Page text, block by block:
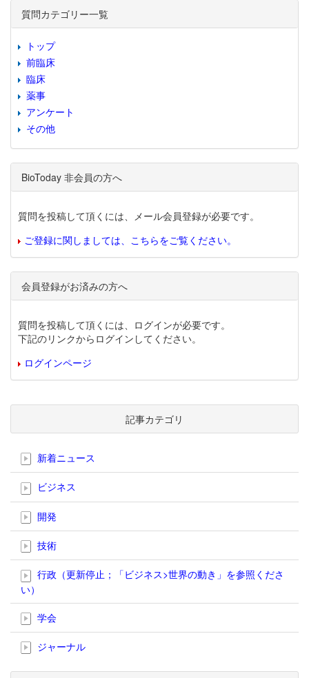
質問カテゴリー一覧
トップ
前臨床
臨床
薬事
アンケート
その他
BioToday 非会員の方へ
質問を投稿して頂くには、メール会員登録が必要です。
ご登録に関しましては、こちらをご覧ください。
会員登録がお済みの方へ
質問を投稿して頂くには、ログインが必要です。
下記のリンクからログインしてください。
ログインページ
記事カテゴリ
新着ニュース
ビジネス
開発
技術
行政（更新停止；「ビジネス>世界の動き」を参照くださ
い）
学会
ジャーナル